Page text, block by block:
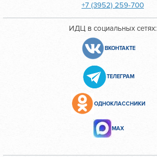
+7 (3952) 259-700
ИДЦ в социальных сетях:
ВКОНТАКТЕ
ТЕЛЕГРАМ
ОДНОКЛАССНИКИ
МАХ